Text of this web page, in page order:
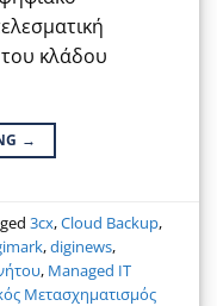
του κλάδου
→
3cx,Cloud Backup,
,diginews,
, Managed IT
Μετασχηματισμός